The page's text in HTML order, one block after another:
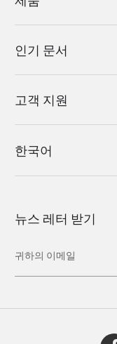
인기 문서
고객 지원
한국어
뉴스 레터 받기